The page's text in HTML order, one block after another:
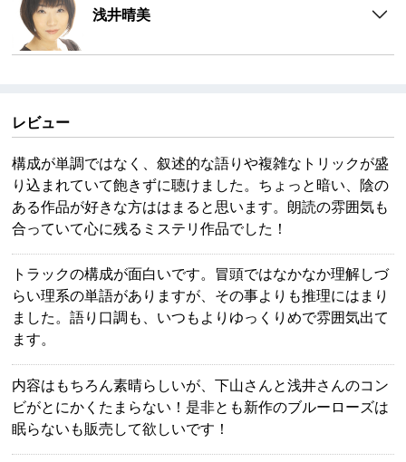
浅井晴美
レビュー
構成が単調ではなく、叙述的な語りや複雑なトリックが盛
り込まれていて飽きずに聴けました。ちょっと暗い、陰の
ある作品が好きな方ははまると思います。朗読の雰囲気も
合っていて心に残るミステリ作品でした！
トラックの構成が面白いです。冒頭ではなかなか理解しづ
らい理系の単語がありますが、その事よりも推理にはまり
ました。語り口調も、いつもよりゆっくりめで雰囲気出て
ます。
内容はもちろん素晴らしいが、下山さんと浅井さんのコン
ビがとにかくたまらない！是非とも新作のブルーローズは
眠らないも販売して欲しいです！